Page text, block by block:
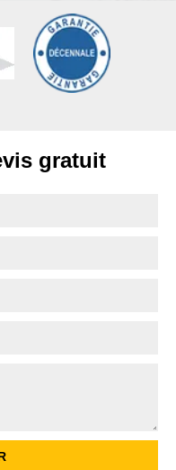
gratuit